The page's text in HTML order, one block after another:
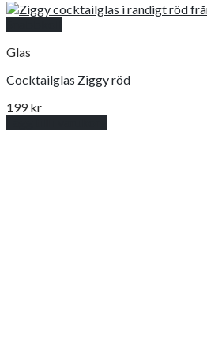
Glas
Cocktailglas Ziggy röd
199kr